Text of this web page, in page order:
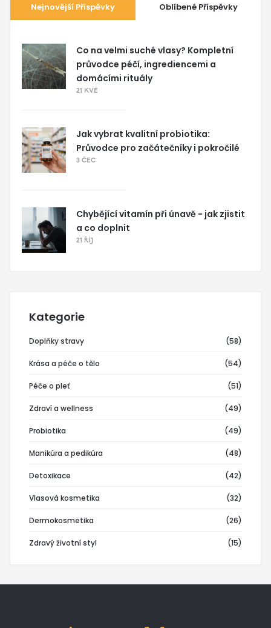
Nejnovější Příspěvky Oblíbené Příspěvky
Co na velmi suché vlasy? Kompletní
průvodce péčí, ingrediencemi a
domácími rituály
21 KVĚ
Jak vybrat kvalitní probiotika:
Průvodce pro začátečníky i pokročilé
3 ČEC
Chybějící vitamín při únavě - jak zjistit
a co doplnit
21 ŘÍJ
Kategorie
Doplňky stravy (58)
Krása a péče o tělo (54)
Péče o pleť (51)
Zdraví a wellness (49)
Probiotika (49)
Manikúra a pedikúra (48)
Detoxikace (42)
Vlasová kosmetika (32)
Dermokosmetika (26)
Zdravý životní styl (15)